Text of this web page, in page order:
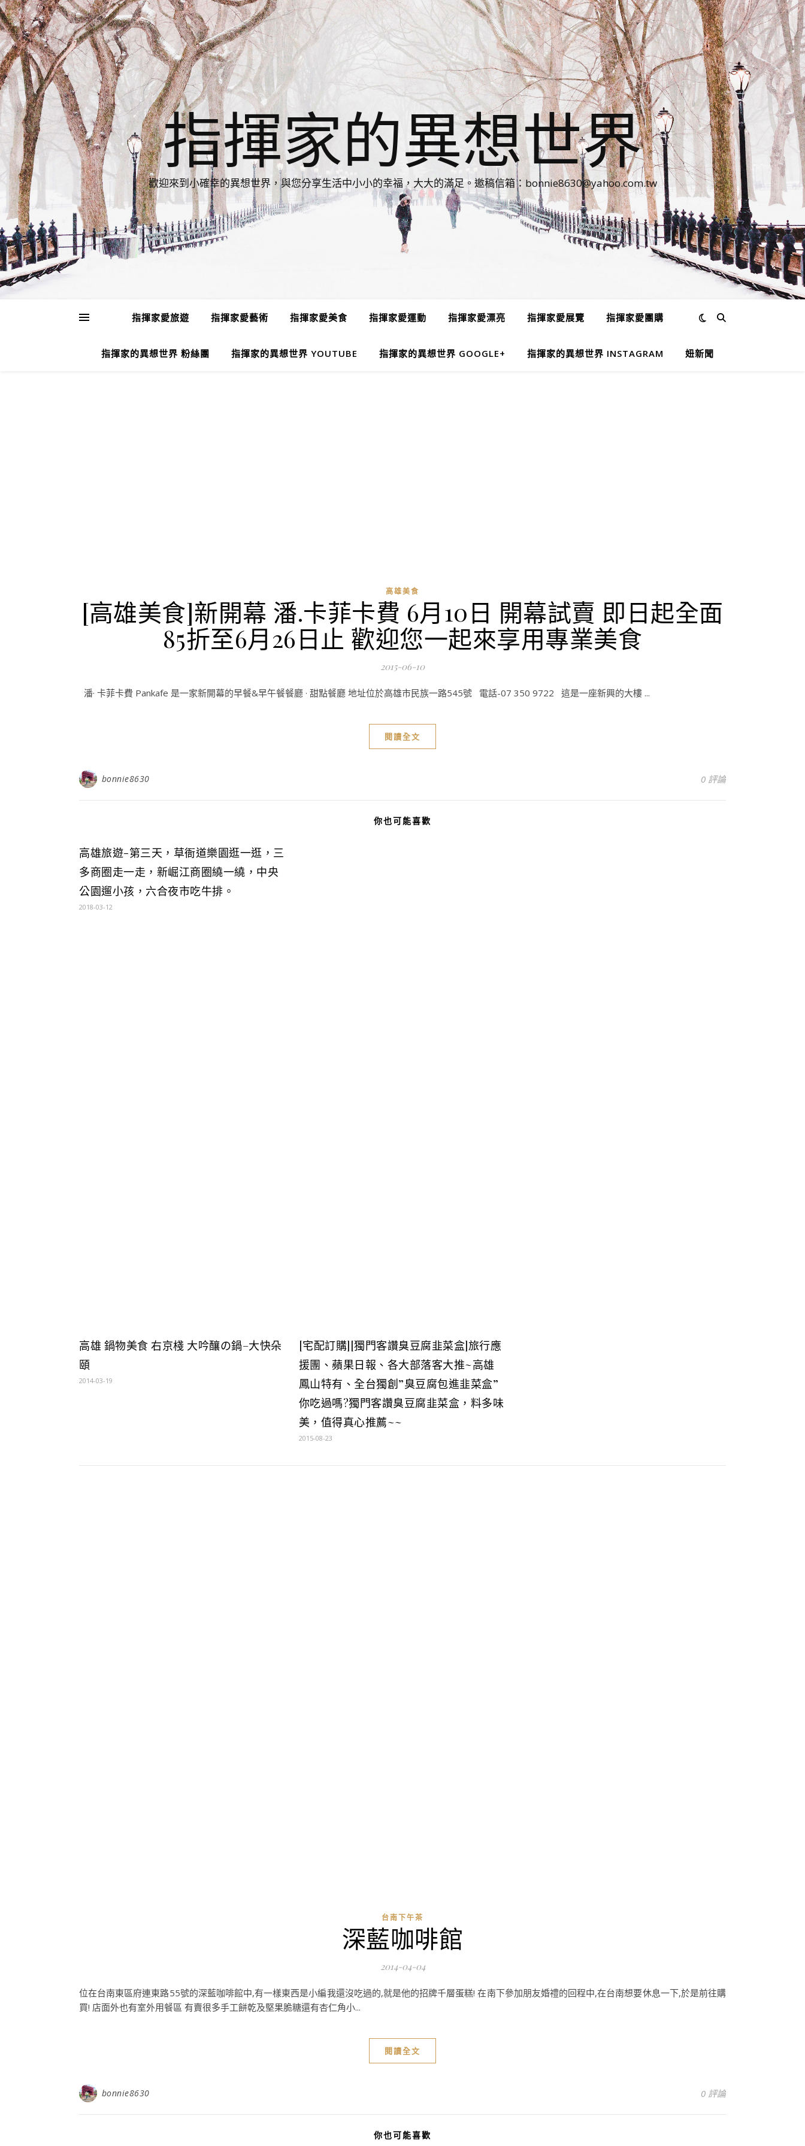
指揮家的異想世界
歡迎來到小確幸的異想世界，與您分享生活中小小的幸福，大大的滿足。邀稿信箱：bonnie8630@yahoo.com.tw
指揮家愛旅遊 指揮家愛藝術 指揮家愛美食 指揮家愛運動 指揮家愛漂亮 指揮家愛展覽 指揮家愛團購
指揮家的異想世界 粉絲團 指揮家的異想世界 YOUTUBE 指揮家的異想世界 GOOGLE+ 指揮家的異想世界 INSTAGRAM 妞新聞
高雄美食
[高雄美食]新開幕 潘.卡菲卡費 6月10日 開幕試賣 即日起全面
85折至6月26日止 歡迎您一起來享用專業美食
2015-06-10
潘· 卡菲卡費 Pankafe 是一家新開幕的早餐&早午餐餐廳 · 甜點餐廳 地址位於高雄市民族一路545號 電話-07 350 9722 這是一座新興的大樓 ...
閱讀全文
bonnie8630 0 評論
你也可能喜歡
高雄旅遊-第三天，草衙道樂園逛一逛，三
多商圈走一走，新崛江商圈繞一繞，中央
公園遛小孩，六合夜市吃牛排。
2018-03-12
高雄 鍋物美食 右京棧 大吟釀の鍋–大快朵
頤
2014-03-19
[宅配訂購][獨門客讚臭豆腐韭菜盒]旅行應
援團、蘋果日報、各大部落客大推~高雄
鳳山特有、全台獨創”臭豆腐包進韭菜盒”
你吃過嗎?獨門客讚臭豆腐韭菜盒，料多味
美，值得真心推薦~~
2015-08-23
台南下午茶
深藍咖啡館
2014-04-04
位在台南東區府連東路55號的深藍咖啡館中,有一樣東西是小編我還沒吃過的,就是他的招牌千層蛋糕! 在南下參加朋友婚禮的回程中,在台南想要休息一下,於是前往購
買! 店面外也有室外用餐區 有賣很多手工餅乾及堅果脆糖還有杏仁角小...
閱讀全文
bonnie8630 0 評論
你也可能喜歡